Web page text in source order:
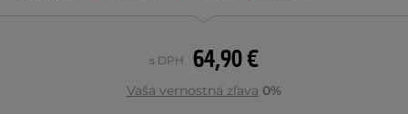
64,90 €
s DPH
Vaša vernostná zľava 0%